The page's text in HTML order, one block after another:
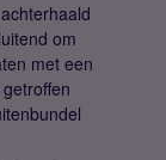
om
met een